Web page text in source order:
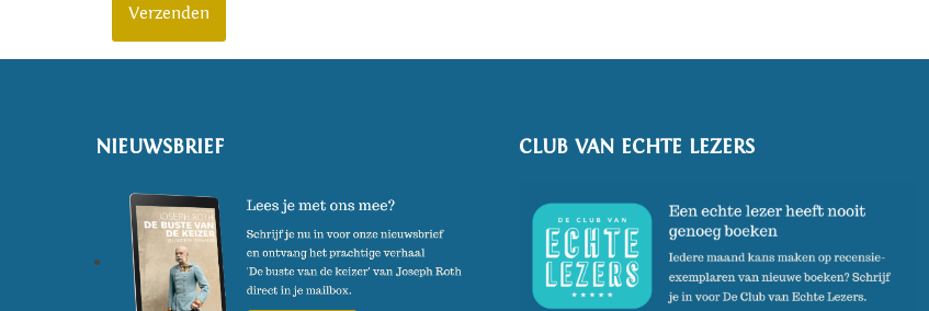
NIEUWSBRIEF CLUB VAN ECHTE LEZERS